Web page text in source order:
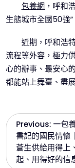
包養網 ，呼和
生態城市全國50強”
近期，呼和浩
流程等外容，極力
心的辦事、最安心
都能站上舞臺、盡
文
章
Previous: 一包
書記的國民情懷
蒼生供給用得上
起、用得好的信